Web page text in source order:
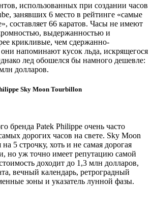
использованных при создании часов
занявших 6 место в рейтинге «самые
составляет 66 каратов. Часы не имеют
выдержанностью и
крикливые, чем сдержанно-
напоминают кусок льда, искрящегося
лед обошелся бы намного дешевле:
долларов.
Sky Moon Tourbillon
бренда Patek Philippe очень часто
дорогих часов на свете. Sky Moon
5 строчку, хоть и не самая дорогая
но уж точно имеет репутацию самой
доходит до 1,3 млн долларов,
вечный календарь, ретроградный
зоны и указатель лунной фазы.